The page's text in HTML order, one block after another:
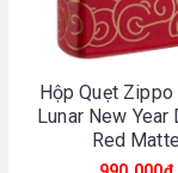
Hộp Quẹt
Lunar New Year
Red Matte